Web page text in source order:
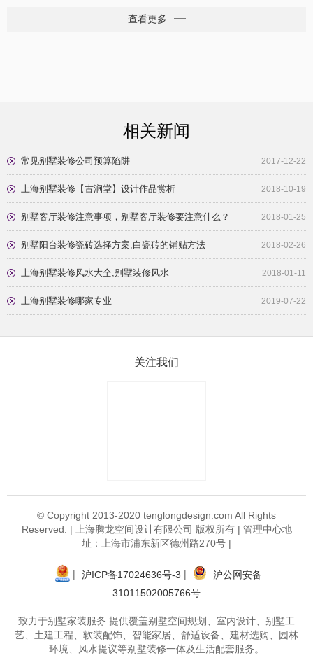
350㎡
查看更多
相关新闻
常见别墅装修公司预算陷阱 2017-12-22
上海别墅装修【古涧堂】设计作品赏析 2018-10-19
别墅客厅装修注意事项，别墅客厅装修要注意什么？ 2018-01-25
别墅阳台装修瓷砖选择方案,白瓷砖的铺贴方法 2018-02-26
上海别墅装修风水大全,别墅装修风水 2018-01-11
上海别墅装修哪家专业 2019-07-22
关注我们
© Copyright 2013-2020 tenglongdesign.com All Rights
Reserved. | 上海腾龙空间设计有限公司 版权所有 | 管理中心地
址：上海市浦东新区德州路270号 |
| 沪ICP备17024636号-3 |
沪公网安备
31011502005766号
致力于别墅家装服务 提供覆盖别墅空间规划、室内设计、别墅工
艺、土建工程、软装配饰、智能家居、舒适设备、建材选购、园林
环境、风水提议等别墅装修一体及生活配套服务。